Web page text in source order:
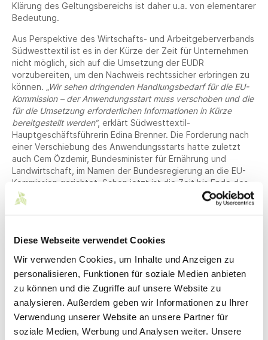
Diese Webseite verwendet Cookies
Wir verwenden Cookies, um Inhalte und Anzeigen zu
personalisieren, Funktionen für soziale Medien anbieten
zu können und die Zugriffe auf unsere Website zu
analysieren. Außerdem geben wir Informationen zu Ihrer
Verwendung unserer Website an unsere Partner für
soziale Medien, Werbung und Analysen weiter. Unsere
Klärung des Geltungsbereichs ist daher u.a. von elementarer
Bedeutung.
Aus Perspektive des Wirtschafts- und Arbeitgeberverbands
Südwesttextil ist es in der Kürze der Zeit für Unternehmen
nicht möglich, sich auf die Umsetzung der EUDR
vorzubereiten, um den Nachweis rechtssicher erbringen zu
können. „Wir sehen dringenden Handlungsbedarf für die EU-
Kommission – der Anwendungsstart muss verschoben und die
für die Umsetzung erforderlichen Informationen in Kürze
bereitgestellt werden“, erklärt Südwesttextil-
Hauptgeschäftsführerin Edina Brenner. Die Forderung nach
einer Verschiebung des Anwendungsstarts hatte zuletzt
auch Cem Özdemir, Bundesminister für Ernährung und
Landwirtschaft, im Namen der Bundesregierung an die EU-
Kommission gerichtet. Schon jetzt ist die Zeit bis Ende des
Jahres ohne die Klärung der wesentlichen Fragen zu knapp,
um eine rechtssichere Umsetzung in den Betrieben zu
ermöglichen.
Druckfähige Bilder finden Sie in
unseremPressebereich.
Bei Verwendung dieser Bilder bitten wir darum,
Südwesttextil als Bildquelle anzugeben und bei
Veröffentlichung ein Belegexemplar zuzusenden.